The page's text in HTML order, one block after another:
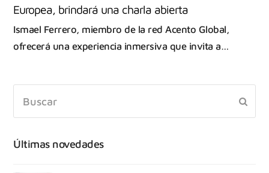
Europea, brindará una charla abierta
Ismael Ferrero, miembro de la red Acento Global,
ofrecerá una experiencia inmersiva que invita a…
Últimas novedades